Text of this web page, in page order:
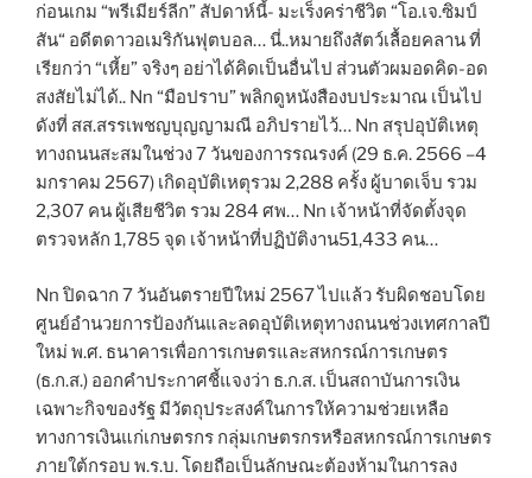
ก่อนเกม “พรีเมียร์ลีก” สัปดาห์นี้- มะเร็งคร่าชีวิต “โอ.เจ.ซิมป์
สัน“ อดีตดาวอเมริกันฟุตบอล… นี่..หมายถึงสัตว์เลื้อยคลาน ที่
เรียกว่า “เหี้ย” จริงๆ อย่าได้คิดเป็นอื่นไป ส่วนตัวผมอดคิด-อด
สงสัยไม่ได้.. Nn “มือปราบ” พลิกดูหนังสืองบประมาณ เป็นไป
ดังที่ สส.สรรเพชญบุญญามณี อภิปรายไว้… Nn สรุปอุบัติเหตุ
ทางถนนสะสมในช่วง 7 วันของการรณรงค์ (29 ธ.ค. 2566 –4
มกราคม 2567) เกิดอุบัติเหตุรวม 2,288 ครั้ง ผู้บาดเจ็บ รวม
2,307 คน ผู้เสียชีวิต รวม 284 ศพ… Nn เจ้าหน้าที่จัดตั้งจุด
ตรวจหลัก 1,785 จุด เจ้าหน้าที่ปฏิบัติงาน51,433 คน…
Nn ปิดฉาก 7 วันอันตรายปีใหม่ 2567 ไปแล้ว รับผิดชอบโดย
ศูนย์อำนวยการป้องกันและลดอุบัติเหตุทางถนนช่วงเทศกาลปี
ใหม่ พ.ศ. ธนาคารเพื่อการเกษตรและสหกรณ์การเกษตร
(ธ.ก.ส.) ออกคำประกาศชี้แจงว่า ธ.ก.ส. เป็นสถาบันการเงิน
เฉพาะกิจของรัฐ มีวัตถุประสงค์ในการให้ความช่วยเหลือ
ทางการเงินแก่เกษตรกร กลุ่มเกษตรกรหรือสหกรณ์การเกษตร
ภายใต้กรอบ พ.ร.บ. โดยถือเป็นลักษณะต้องห้ามในการลง